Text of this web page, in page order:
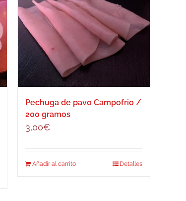
Pechuga de pavo Campofrio /
200 gramos
3,00€
Añadir al carrito Detalles